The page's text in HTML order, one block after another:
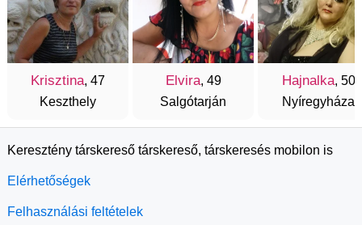
Krisztina, 47
Keszthely
Elvira, 49
Salgótarján
Hajnalka, 50
Nyíregyháza
Keresztény társkereső társkereső, társkeresés mobilon is
Elérhetőségek
Felhasználási feltételek